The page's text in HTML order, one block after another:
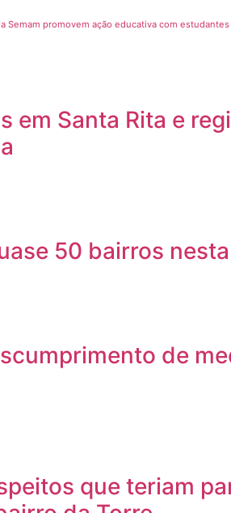
Semam promovem ação educativa com
em Santa Rita e
50 bairros
de
que teriam